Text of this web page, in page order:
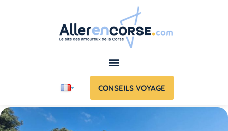
CONSEILS VOYAGE